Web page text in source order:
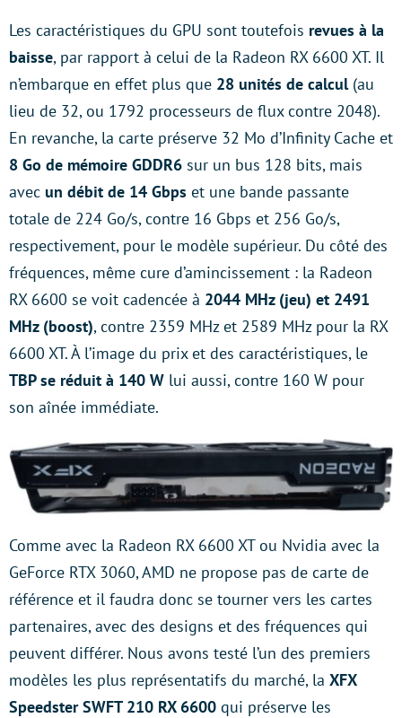
Les caractéristiques du GPU sont toutefois revues à la
baisse, par rapport à celui de la Radeon RX 6600 XT. Il
n’embarque en effet plus que 28 unités de calcul(au
lieu de 32, ou 1792 processeurs de flux contre 2048).
En revanche, la carte préserve 32 Mo d’Infinity Cache et
8 Go de mémoire GDDR6 sur un bus 128 bits, mais
avec un débit de 14 Gbps et une bande passante
totale de 224 Go/s, contre 16 Gbps et 256 Go/s,
respectivement, pour le modèle supérieur. Du côté des
fréquences, même cure d’amincissement : la Radeon
RX 6600 se voit cadencée à 2044 MHz (jeu) et 2491
MHz (boost), contre 2359 MHz et 2589 MHz pour la RX
6600 XT. À l’image du prix et des caractéristiques, le
TBP se réduit à 140 W lui aussi, contre 160 W pour
son aînée immédiate.
Comme avec la Radeon RX 6600 XT ou Nvidia avec la
GeForce RTX 3060, AMD ne propose pas de carte de
référence et il faudra donc se tourner vers les cartes
partenaires, avec des designs et des fréquences qui
peuvent différer. Nous avons testé l’un des premiers
modèles les plus représentatifs du marché, la XFX
Speedster SWFT 210 RX 6600 qui préserve les